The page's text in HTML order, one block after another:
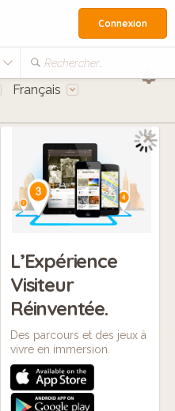
Rechercher…
Connexion
Français
L’Expérience
Visiteur
Réinventée.
Des parcours et des jeux à
vivre en immersion.